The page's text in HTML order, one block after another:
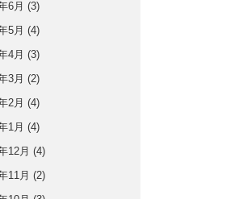
6月 (3)
5月 (4)
4月 (3)
3月 (2)
2月 (4)
1月 (4)
12月 (4)
11月 (2)